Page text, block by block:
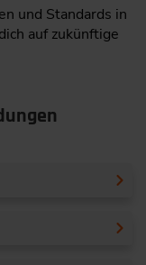
und Standards in
auf zukünftige